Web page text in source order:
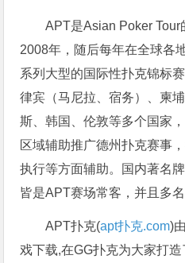
APT是Asian Poker
2008年，随后每年在全球各
系列大型的国际性扑克锦标
律宾（马尼拉、宿务）、柬
斯、韩国、伦敦等多个国家
区域辅助推广德州扑克赛事
执行等方面辅助。国内著名
皆是APT赛场常客，并且多
APT扑克(apt扑克.com)
戏下载,在GG扑克为大家打